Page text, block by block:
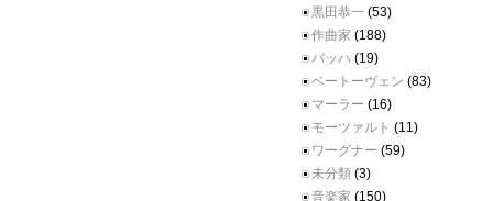
黒田恭一 (53)
作曲家 (188)
バッハ (19)
ベートーヴェン (83)
マーラー (16)
モーツァルト (11)
ワーグナー (59)
未分類 (3)
音楽家 (150)